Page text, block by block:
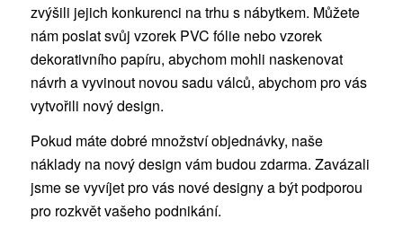
zvýšili jejich konkurenci na trhu s nábytkem. Můžete
nám poslat svůj vzorek PVC fólie nebo vzorek
dekorativního papíru, abychom mohli naskenovat
návrh a vyvinout novou sadu válců, abychom pro vás
vytvořili nový design.
Pokud máte dobré množství objednávky, naše
náklady na nový design vám budou zdarma. Zavázali
jsme se vyvíjet pro vás nové designy a být podporou
pro rozkvět vašeho podnikání.